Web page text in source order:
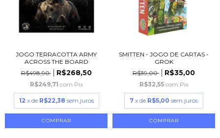
JOGO TERRACOTTA ARMY
ACROSS THE BOARD
R$498,90
R$268,50
R$249,71 com Pix
12 x de R$22,38 sem juros
SMITTEN - JOGO DE CARTAS -
GROK
R$39,00
R$35,00
R$32,55 com Pix
7 x de R$5,00 sem juros